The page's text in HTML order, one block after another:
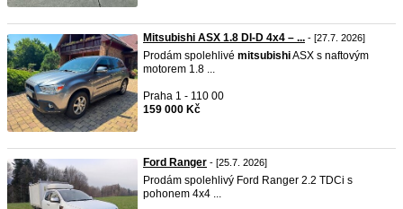
Mitsubishi ASX 1.8 DI-D 4x4 – ... - [27.7. 2026]
Prodám spolehlivé mitsubishiASX s naftovým
motorem 1.8 ...
Praha 1 - 110 00
159 000 Kč
Ford Ranger - [25.7. 2026]
Prodám spolehlivý Ford Ranger 2.2 TDCi s
pohonem 4x4 ...